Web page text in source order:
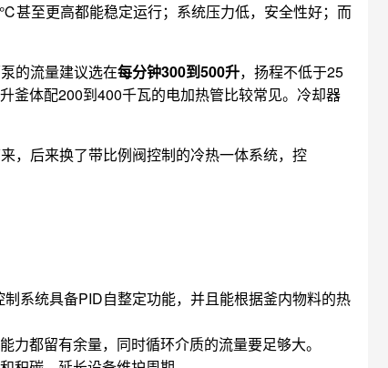
甚至更高都能稳定运行；系统压力低，安全性好；而
的流量建议选在每分钟300到500升，扬程不低于25
釜体配200到400千瓦的电加热管比较常见。冷却器
，后来换了带比例阀控制的冷热一体系统，控
制系统具备PID自整定功能，并且能根据釜内物料的热
都留有余量，同时循环介质的流量要足够大。